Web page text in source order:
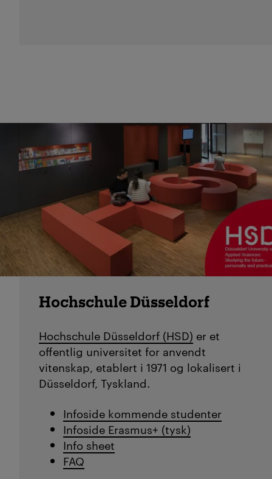
Hochschule Düsseldorf
Hochschule Düsseldorf (HSD) er et
offentlig universitet for anvendt
vitenskap, etablert i 1971 og lokalisert i
Düsseldorf, Tyskland.
Infoside kommende studenter
Infoside Erasmus+ (tysk)
Info sheet
FAQ